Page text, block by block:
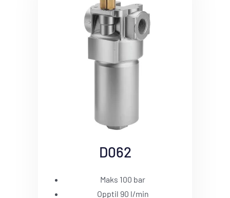
D062
Maks 100 bar
Opptil 90 l/min